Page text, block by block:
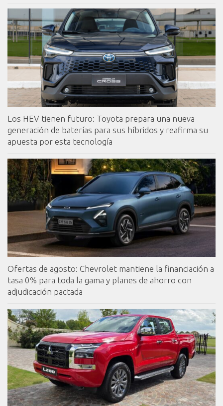
Los HEV tienen futuro: Toyota prepara una nueva
generación de baterías para sus híbridos y reafirma su
apuesta por esta tecnología
Ofertas de agosto: Chevrolet mantiene la financiación a
tasa 0% para toda la gama y planes de ahorro con
adjudicación pactada